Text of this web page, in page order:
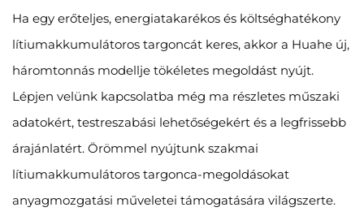
Ha egy erőteljes, energiatakarékos és költséghatékony
lítiumakkumulátoros targoncát keres, akkor a Huahe új,
háromtonnás modellje tökéletes megoldást nyújt.
Lépjen velünk kapcsolatba még ma részletes műszaki
adatokért, testreszabási lehetőségekért és a legfrissebb
árajánlatért. Örömmel nyújtunk szakmai
lítiumakkumulátoros targonca-megoldásokat
anyagmozgatási műveletei támogatására világszerte.